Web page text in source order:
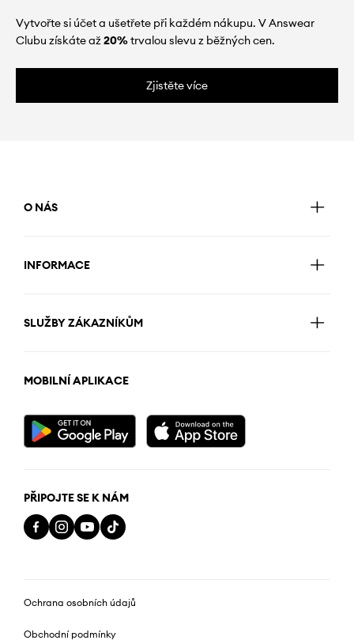
Vytvořte si účet a ušetřete při každém nákupu. V Answear
Clubu získáte až20%trvalou slevu z běžných cen.
Zjistěte více
O NÁS
INFORMACE
SLUŽBY ZÁKAZNÍKŮM
MOBILNÍ APLIKACE
PŘIPOJTE SE K NÁM
Ochrana osobních údajů
Obchodní podmínky